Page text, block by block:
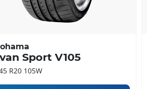
Sport V105
R20 105W